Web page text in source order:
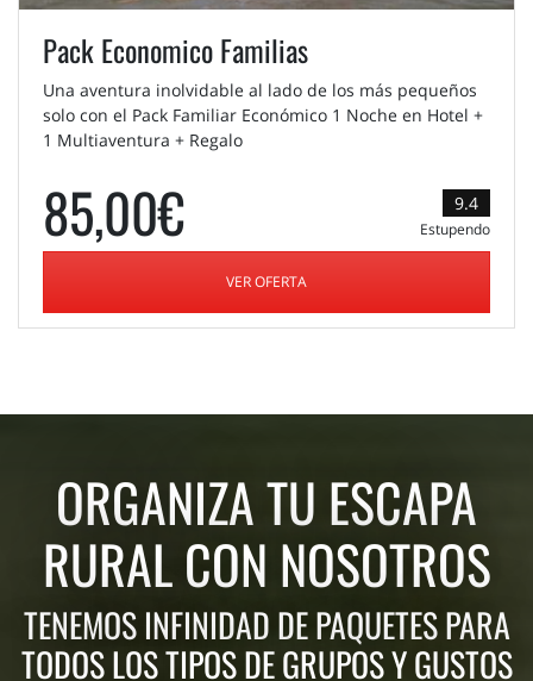
Pack Economico Familias
Una aventura inolvidable al lado de los más pequeños
solo con el Pack Familiar Económico 1 Noche en Hotel +
1 Multiaventura + Regalo
85,00€ 9.4
Estupendo
VER OFERTA
ORGANIZA TU ESCAPA
RURAL CON NOSOTROS
TENEMOS INFINIDAD DE PAQUETES PARA
TODOS LOS TIPOS DE GRUPOS Y GUSTOS